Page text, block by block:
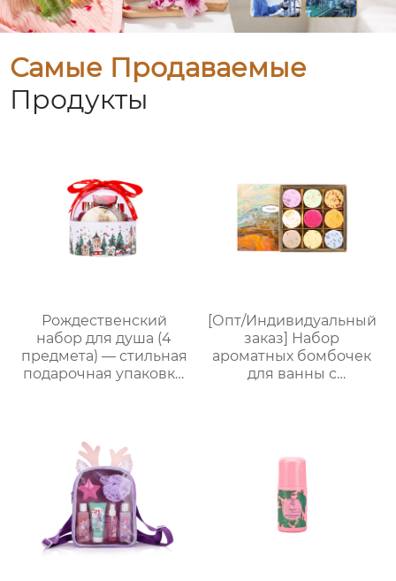
Самые Продаваемые
Продукты
Рождественский
набор для душа (4
предмета) — стильная
подарочная упаковка,
[Опт/Индивидуальный
заказ] Набор
ароматных бомбочек
для ванны с
Разноцветные
варианты (лаванда/
роза/кокос-мята и др.)
| Подарочные наборы
для отелей и SPA